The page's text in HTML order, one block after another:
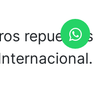
repuestos